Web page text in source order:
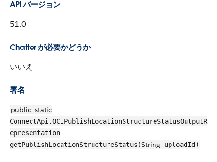
API バージョン
51.0
Chatter が必要かどうか
いいえ
署名
public static
ConnectApi.OCIPublishLocationStructureStatusOutputR
epresentation
getPublishLocationStructureStatus(String uploadId)